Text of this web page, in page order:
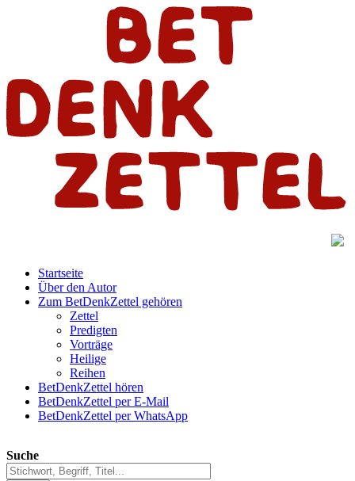
Startseite
Über den Autor
Zum BetDenkZettel gehören
Zettel
Predigten
Vorträge
Heilige
Reihen
BetDenkZettel hören
BetDenkZettel per E-Mail
BetDenkZettel per WhatsApp
Suche